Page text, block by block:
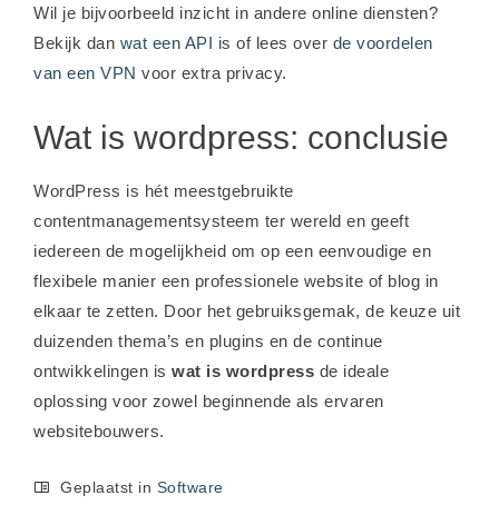
Wil je bijvoorbeeld inzicht in andere online diensten?
Bekijk dan wat een API is of lees over de voordelen
van een VPN voor extra privacy.
Wat is wordpress: conclusie
WordPress is hét meestgebruikte
contentmanagementsysteem ter wereld en geeft
iedereen de mogelijkheid om op een eenvoudige en
flexibele manier een professionele website of blog in
elkaar te zetten. Door het gebruiksgemak, de keuze uit
duizenden thema’s en plugins en de continue
ontwikkelingen is wat is wordpress de ideale
oplossing voor zowel beginnende als ervaren
websitebouwers.
Geplaatst in Software